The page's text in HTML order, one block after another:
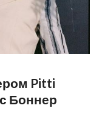
Pitti
Боннер